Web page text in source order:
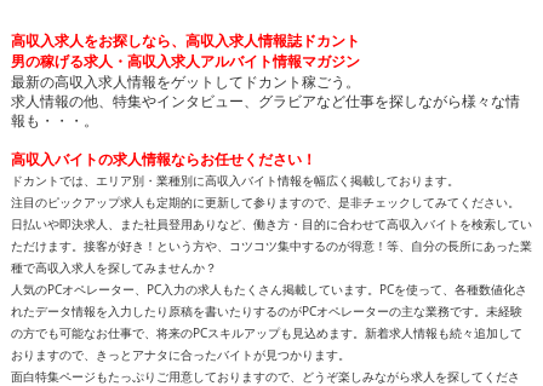
高収入求人をお探しなら、高収入求人情報誌ドカント
男の稼げる求人・高収入求人アルバイト情報マガジン
最新の高収入求人情報をゲットしてドカント稼ごう。
求人情報の他、特集やインタビュー、グラビアなど仕事を探しながら様々な情
報も・・・。
高収入バイトの求人情報ならお任せください！
ドカントでは、エリア別・業種別に高収入バイト情報を幅広く掲載しております。
注目のピックアップ求人も定期的に更新して参りますので、是非チェックしてみてください。
日払いや即決求人、また社員登用ありなど、働き方・目的に合わせて高収入バイトを検索してい
ただけます。接客が好き！という方や、コツコツ集中するのが得意！等、自分の長所にあった業
種で高収入求人を探してみませんか？
人気のPCオペレーター、PC入力の求人もたくさん掲載しています。PCを使って、各種数値化さ
れたデータ情報を入力したり原稿を書いたりするのがPCオペレーターの主な業務です。未経験
の方でも可能なお仕事で、将来のPCスキルアップも見込めます。新着求人情報も続々追加して
おりますので、きっとアナタに合ったバイトが見つかります。
面白特集ページもたっぷりご用意しておりますので、どうぞ楽しみながら求人を探してくださ